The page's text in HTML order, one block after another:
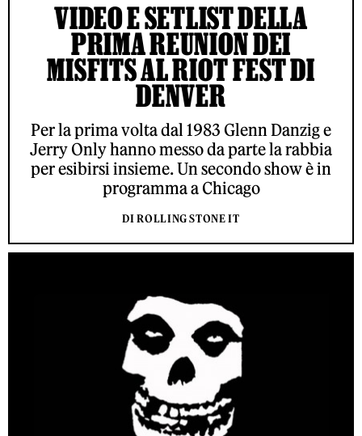
VIDEO E SETLIST DELLA
PRIMA REUNION DEI
MISFITS AL RIOT FEST DI
DENVER
Per la prima volta dal 1983 Glenn Danzig e
Jerry Only hanno messo da parte la rabbia
per esibirsi insieme. Un secondo show è in
programma a Chicago
DI ROLLING STONE IT